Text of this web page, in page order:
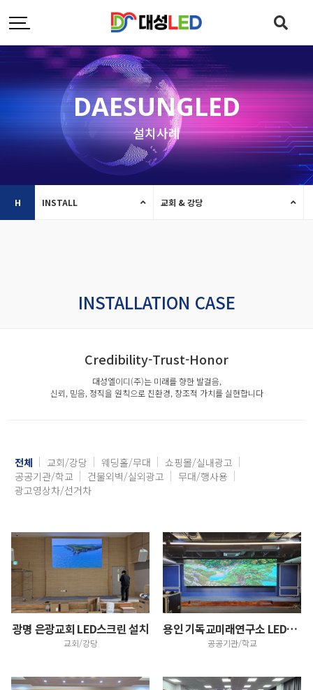
DAESUNGLED
설치사례
H INSTALL 교회 & 강당
INSTALLATION CASE
Credibility-Trust-Honor
대성엘이디(주)는 미래를 향한 발걸음,
신뢰, 믿음, 정직을 원칙으로 친환경, 창조적 가치를 실현합니다
전체 교회/강당 웨딩홀/무대
쇼핑몰/실내광고
공공기관/학교
건물외벽/실외광고
무대/행사용
광고영상차/선거차
광명 은광교회 LED스크린 설치
교회/강당
용인 기독교미래연구소 LED스크린 설치
공공기관/학교